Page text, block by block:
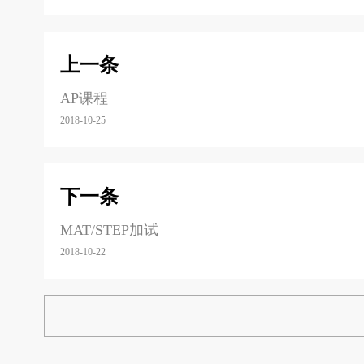
上一条
AP课程
2018-10-25
下一条
MAT/STEP加试
2018-10-22